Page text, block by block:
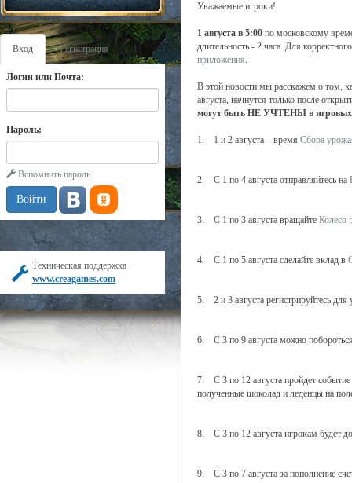
Вход Регистрация
Логин или Почта:
Пароль:
Вспомнить пароль
Техническая поддержка
www.creagames.com
Уважаемые игроки!
1 августа в 5:00 по московскому
длительность - 2 часа. Для
приложения.
В этой новости мы расскажем о том,
августа, начнутся только после
могут быть НЕ УЧТЕНЫ в игровых
1. 1 и 2 августа – время Сбора
2. С 1 по 4 августа отправляйтесь на
3. С 1 по 3 августа вращайте Колесо
4. С 1 по 5 августа сделайте вклад в
5. 2 и 3 августа регистрируйтесь для
6. С 3 по 9 августа можно
7. С 3 по 12 августа пройдет
полученные шоколад и леденцы на
8. С 3 по 12 августа игрокам будет
9. С 3 по 7 августа за пополнение